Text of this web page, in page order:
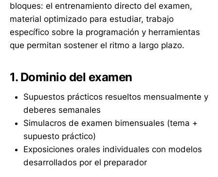
bloques: el entrenamiento directo del examen,
material optimizado para estudiar, trabajo
específico sobre la programación y herramientas
que permitan sostener el ritmo a largo plazo.
1. Dominio del examen
Supuestos prácticos resueltos mensualmente y
deberes semanales
Simulacros de examen bimensuales (tema +
supuesto práctico)
Exposiciones orales individuales con modelos
desarrollados por el preparador